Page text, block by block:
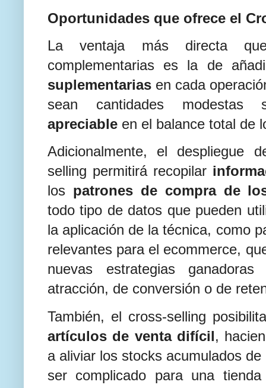
Oportunidades que ofrece el
La ventaja más directa
complementarias es la de
suplementarias en cada
sean cantidades
apreciable en el balance total de
Adicionalmente, el despliegue
selling permitirá recopilar
los patrones de compra de
todo tipo de datos que pueden
la aplicación de la técnica, como
relevantes para el ecommerce,
nuevas estrategias
atracción, de conversión o de
También, el cross-selling
artículos de venta difícil,
a aliviar los stocks acumulados
ser complicado para una